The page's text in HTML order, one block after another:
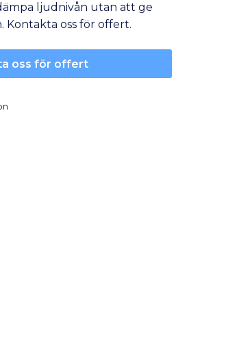
ljudnivån utan att ge
Kontakta oss för offert.
oss för offert